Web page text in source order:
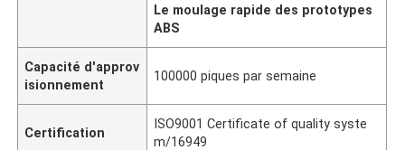
Le moulage rapide des prototypes
ABS
Capacité d'approv
isionnement
100000 piques par semaine
Certification
ISO9001 Certificate of quality syste
m/16949